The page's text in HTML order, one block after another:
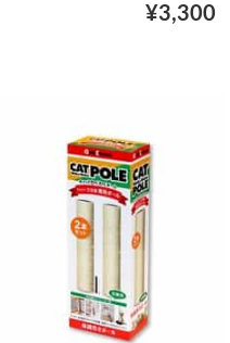
¥3,300